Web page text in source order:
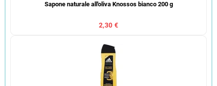
Sapone naturale all'oliva Knossos bianco 200 g
2,30 €